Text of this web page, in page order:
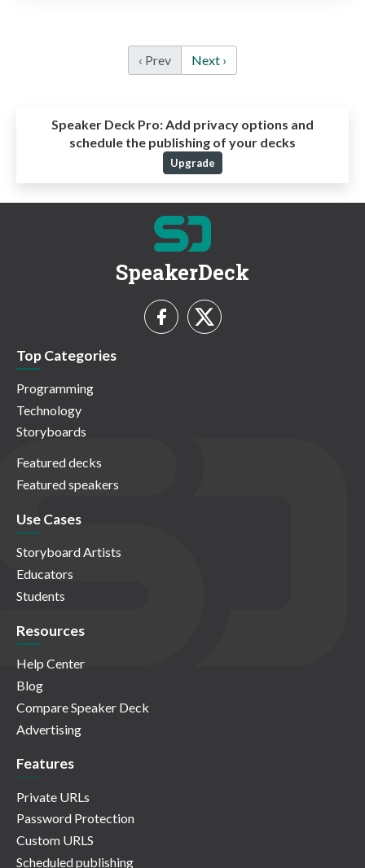
‹ Prev Next ›
Speaker Deck Pro:Add privacy options and
schedule the publishing of your decks
Upgrade
SpeakerDeck
Top Categories
Programming
Technology
Storyboards
Featured decks
Featured speakers
Use Cases
Storyboard Artists
Educators
Students
Resources
Help Center
Blog
Compare Speaker Deck
Advertising
Features
Private URLs
Password Protection
Custom URLS
Scheduled publishing